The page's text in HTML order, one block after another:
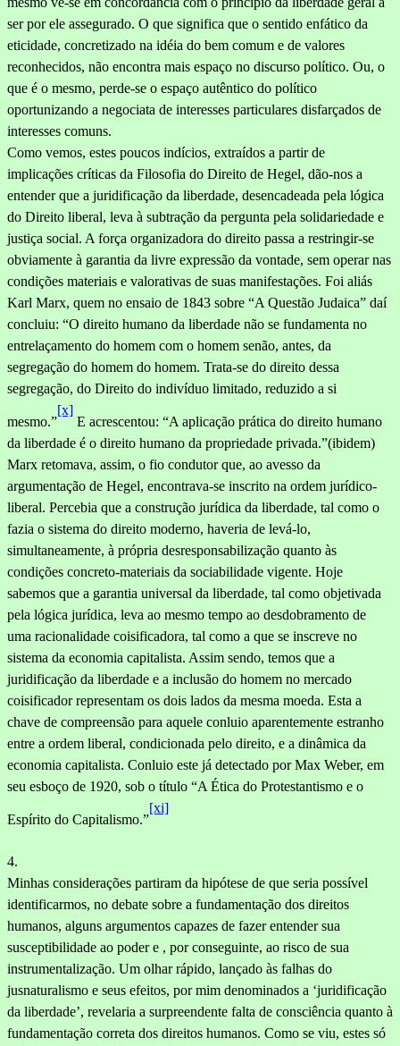
ser por ele assegurado. O que signi­fica que o sentido enfático da
eticidade, concretizado na idéia do bem comum e de valores
reconhecidos, não encontra mais espaço no dis­curso político. Ou, o
que é o mesmo, perde-se o espaço autêntico do político
oportunizando a negociata de interesses particulares dis­farçados de
interesses comuns.
Como vemos, estes poucos indícios, extraídos a partir de
implicações críticas da Filosofia do Direito de Hegel, dão-nos a
entender que a juridificação da liberdade, desencadeada pela lógica
do Direito li­beral, leva à subtração da pergunta pela solidariedade e
justiça so­cial. A força organizadora do direito passa a restringir-se
obvia­mente à garantia da livre expressão da vontade, sem operar nas
condições materiais e valorativas de suas manifestações. Foi aliás
Karl Marx, quem no ensaio de 1843 sobre “A Questão Judaica” daí
con­cluiu: “O direito humano da liberdade não se fundamenta no
entrela­çamento do homem com o homem senão, antes, da
segregação do homem do homem. Trata-se do direito dessa
segregação, do Direito do indivíduo limitado, reduzido a si
mesmo.”
[x]
E acrescentou: “A aplicação prá­tica do direito humano
da liberdade é o direito humano da proprieda­de privada.”(ibidem)
Marx retomava, assim, o fio condutor que, ao avesso da
argumentação de Hegel, encontrava-se inscrito na ordem jurídico-
liberal. Percebia que a construção jurídica da liberdade, tal como o
fazia o sistema do direito moderno, haveria de levá-lo,
simultaneamente, à própria desresponsabilização quanto às
condições con­creto-materiais da sociabilidade vigente. Hoje
sabemos que a garantia universal da liberdade, tal como objetivada
pela lógica jurídica, leva ao mesmo tempo ao desdobramento de
uma racionalidade coisificadora, tal como a que se inscreve no
sistema da economia capitalista. Assim sendo, temos que a
juridificação da liberdade e a inclusão do homem no mercado
coisificador representam os dois lados da mesma mo­eda. Esta a
chave de compreensão para aquele conluio aparentemente estranho
entre a ordem liberal, condicionada pelo direito, e a dinâ­mica da
economia capitalista. Conluio este já detectado por Max Weber, em
seu esboço de 1920, sob o título “A Ética do Protestantismo e o
Espírito do Capitalismo.”
[xi]
4.
Minhas considerações partiram da hipótese de que seria possível
identificarmos, no debate sobre a fundamentação dos direitos
humanos, al­guns argumentos capazes de fazer entender sua
susceptibilidade ao po­der e , por conseguinte, ao risco de sua
instrumentalização. Um olhar rápido, lançado às falhas do
jusnaturalismo e seus efeitos, por mim denominados a ‘juridificação
da liberdade’, revelaria a surpreendente falta de consciência quanto à
fundamentação correta dos direitos humanos. Como se viu, estes só